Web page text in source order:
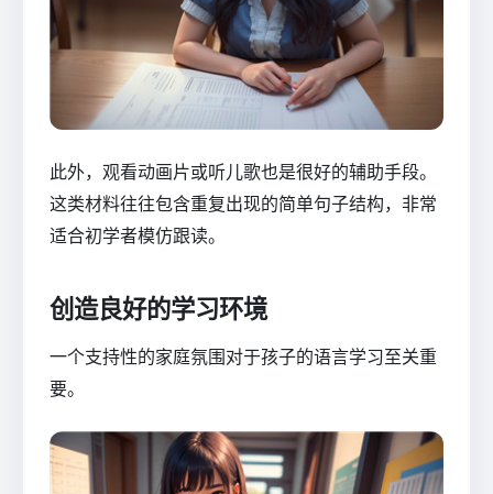
此外，观看动画片或听儿歌也是很好的辅助手段。
这类材料往往包含重复出现的简单句子结构，非常
适合初学者模仿跟读。
创造良好的学习环境
一个支持性的家庭氛围对于孩子的语言学习至关重
要。